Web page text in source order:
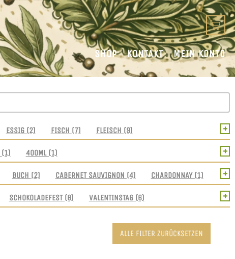
SHOP KONTAKT MEIN KONTO
ESSIG (2) FISCH (7) FLEISCH (9)
+
(1) 400ML (1)
+
BUCH (2) CABERNET SAUVIGNON (4) CHARDONNAY (1)
+
SCHOKOLADEFEST (8) VALENTINSTAG (6) +
ALLE FILTER ZURÜCKSETZEN